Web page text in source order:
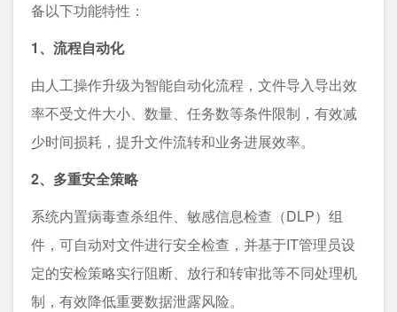
备以下功能特性：
1、流程自动化
由人工操作升级为智能自动化流程，文件导入导出效
率不受文件大小、数量、任务数等条件限制，有效减
少时间损耗，提升文件流转和业务进展效率。
2、多重安全策略
系统内置病毒查杀组件、敏感信息检查（DLP）组
件，可自动对文件进行安全检查，并基于IT管理员设
定的安检策略实行阻断、放行和转审批等不同处理机
制，有效降低重要数据泄露风险。